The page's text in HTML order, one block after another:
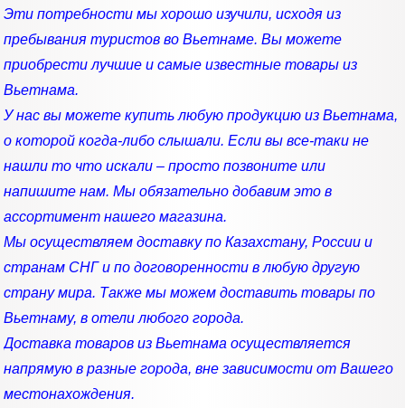
Эти потребности мы хорошо изучили, исходя из
пребывания туристов во Вьетнаме. Вы можете
приобрести лучшие и самые известные товары из
Вьетнама.
У нас вы можете купить любую продукцию из Вьетнама,
о которой когда-либо слышали. Если вы все-таки не
нашли то что искали – просто позвоните или
напишите нам. Мы обязательно добавим это в
ассортимент нашего магазина.
Мы осуществляем доставку по Казахстану, России и
странам СНГ и по договоренности в любую другую
страну мира. Также мы можем доставить товары по
Вьетнаму, в отели любого города.
Доставка товаров из Вьетнама осуществляется
напрямую в разные города, вне зависимости от Вашего
местонахождения.